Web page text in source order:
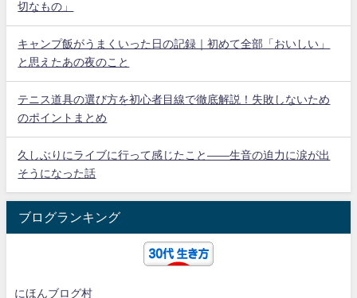
切なもの」
キャンプ飯がうまくいった日の記録｜初めて全部「おいしい」
と思えたあの夜のこと
テニス道具の選び方を初心者目線で徹底解説！失敗しないため
のポイントまとめ
久しぶりにライブに行って感じたこと——生音の迫力に涙が出
そうになった話
ブログランキング
にほんブログ村